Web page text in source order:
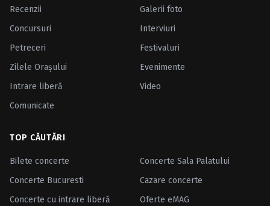
Recenzii
Galerii foto
Concursuri
Interviuri
Petreceri
Festivaluri
Zilele Oraşului
Evenimente
Intrare liberă
Video
Comunicate
TOP CĂUTĂRI
Bilete concerte
Concerte Sala Palatului
Concerte Bucuresti
Cazare concerte
Concerte cu intrare liberă
Oferte eMAG